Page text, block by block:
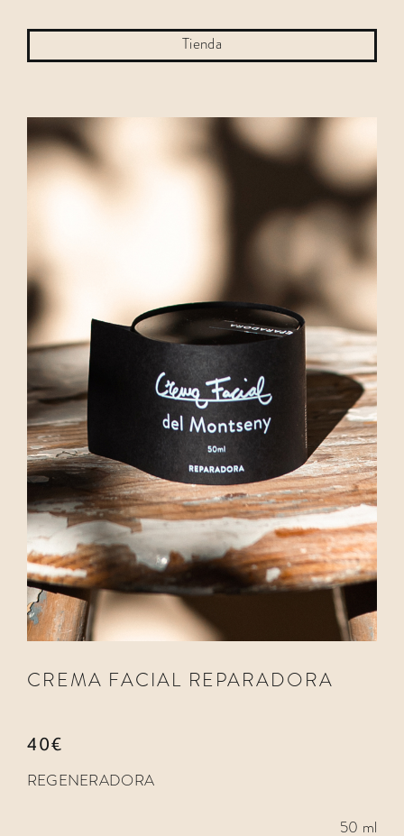
Tienda
CREMA FACIAL REPARADORA
40€
REGENERADORA
50 ml